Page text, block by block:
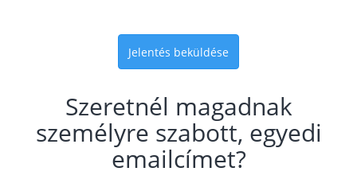
Jelentés beküldése
Szeretnél magadnak
személyre szabott, egyedi
emailcímet?